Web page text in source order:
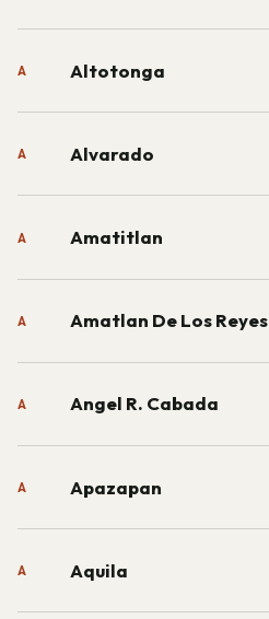
A Altotonga
A Alvarado
A Amatitlan
A Amatlan De Los Reyes
A Angel R. Cabada
A Apazapan
A Aquila